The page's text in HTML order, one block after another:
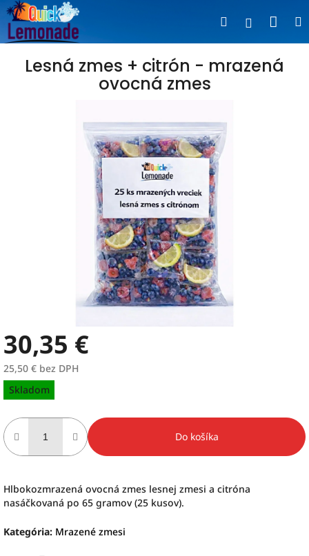
Prejsť
na
obsah
Hľadať
Lesná zmes + citrón - mrazená
ovocná zmes
30,35 €
25,50 € bez DPH
Jednotková
cena:
Skladom
Do košíka
Hlbokozmrazená ovocná zmes lesnej zmesi a citróna
nasáčkovaná po 65 gramov (25 kusov).
Kategória: Mrazené zmesi